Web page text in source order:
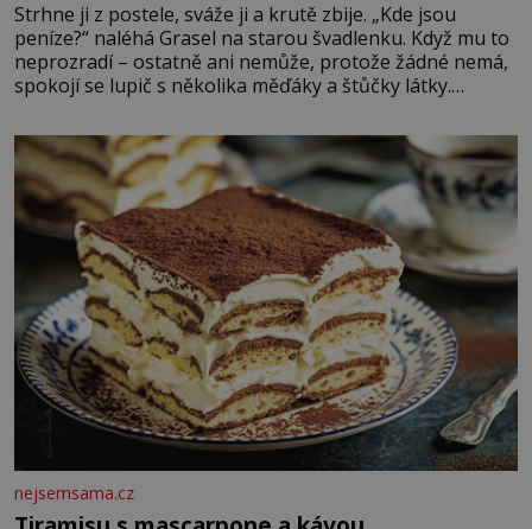
Strhne ji z postele, sváže ji a krutě zbije. „Kde jsou
peníze?“ naléhá Grasel na starou švadlenku. Když mu to
neprozradí – ostatně ani nemůže, protože žádné nemá,
spokojí se lupič s několika měďáky a štůčky látky.
krutý. Jeho činy budí hrůzu ještě dlouho po jeho smrti
nejsemsama.cz